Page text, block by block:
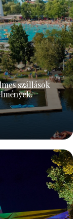
szállások